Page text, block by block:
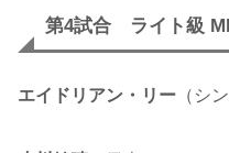
第4試合 ライト級
エイドリアン・リー （シ